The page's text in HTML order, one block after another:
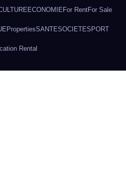
ECONOMIE For RentFor Sale
PropertiesSANTESOCIETESPORT
Rental